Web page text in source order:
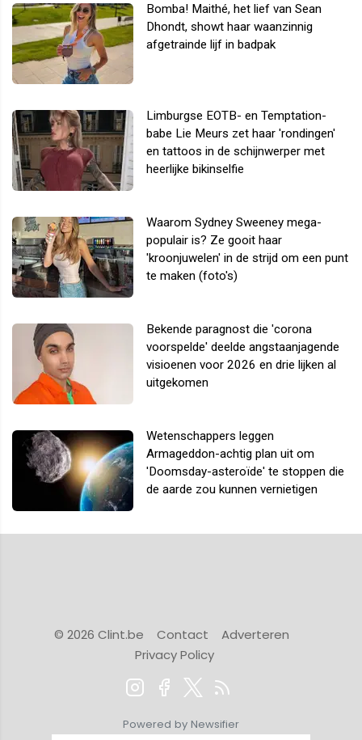
Bomba! Maithé, het lief van Sean
Dhondt, showt haar waanzinnig
afgetrainde lijf in badpak
Limburgse EOTB- en Temptation-
babe Lie Meurs zet haar 'rondingen'
en tattoos in de schijnwerper met
heerlijke bikinselfie
Waarom Sydney Sweeney mega-
populair is? Ze gooit haar
'kroonjuwelen' in de strijd om een punt
te maken (foto's)
Bekende paragnost die 'corona
voorspelde' deelde angstaanjagende
visioenen voor 2026 en drie lijken al
uitgekomen
Wetenschappers leggen
Armageddon-achtig plan uit om
'Doomsday-asteroïde' te stoppen die
de aarde zou kunnen vernietigen
© 2026 Clint.be Contact
Adverteren
Privacy Policy
Powered by Newsifier